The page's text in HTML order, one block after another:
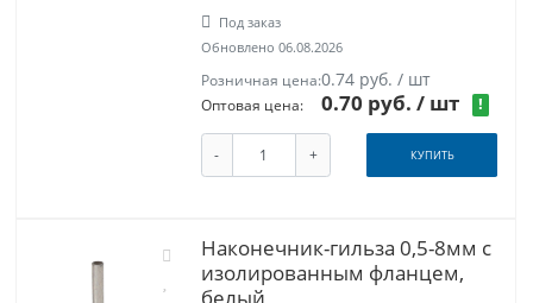
Под заказ
Обновлено 06.08.2026
Розничная цена:0.74 руб. / шт
Оптовая цена: 0.70 руб./ шт !
- + КУПИТЬ
Наконечник-гильза 0,5-8мм с
изолированным фланцем,
белый